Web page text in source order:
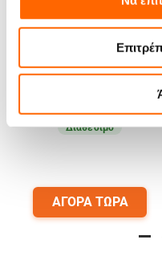
Γαλατιέρα Feggrini από
ανοξείδωτο ατσάλι
(1)
Διαθέσιμο
ΑΓΟΡΑ ΤΩΡΑ